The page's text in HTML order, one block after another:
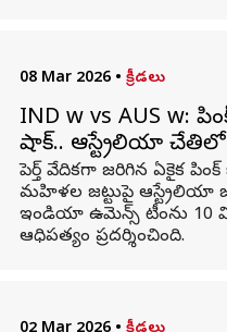
08 Mar 2026 • క్రీడలు
IND w vs AUS w:
షాక్.. ఆస్ట్రేలియా
పెర్త్ వేదికగా జరిగిన ఏకైక
మహిళల జట్టుపై ఆస్ట్రేలియా
ఇండియా ఉమెన్స్ టీంను 10
ఆధిపత్యం ప్రదర్శించింది.